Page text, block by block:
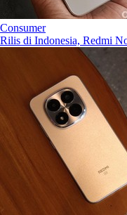
Consumer
Rilis di Indonesia, Redmi